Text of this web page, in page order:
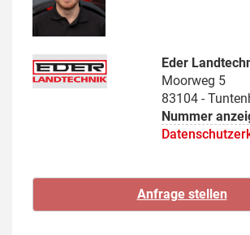
Eder
Moorweg 5
83104 -
Nummer